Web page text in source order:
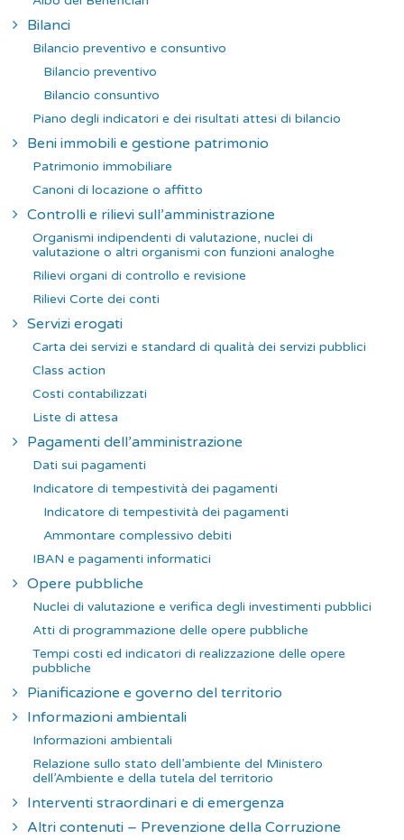
Bilanci
Bilancio preventivo e consuntivo
Bilancio preventivo
Bilancio consuntivo
Piano degli indicatori e dei risultati attesi di bilancio
Beni immobili e gestione patrimonio
Patrimonio immobiliare
Canoni di locazione o affitto
Controlli e rilievi sull’amministrazione
Organismi indipendenti di valutazione, nuclei di
valutazione o altri organismi con funzioni analoghe
Rilievi organi di controllo e revisione
Rilievi Corte dei conti
Servizi erogati
Carta dei servizi e standard di qualità dei servizi pubblici
Class action
Costi contabilizzati
Liste di attesa
Pagamenti dell’amministrazione
Dati sui pagamenti
Indicatore di tempestività dei pagamenti
Indicatore di tempestività dei pagamenti
Ammontare complessivo debiti
IBAN e pagamenti informatici
Opere pubbliche
Nuclei di valutazione e verifica degli investimenti pubblici
Atti di programmazione delle opere pubbliche
Tempi costi ed indicatori di realizzazione delle opere
pubbliche
Pianificazione e governo del territorio
Informazioni ambientali
Informazioni ambientali
Relazione sullo stato dell’ambiente del Ministero
dell’Ambiente e della tutela del territorio
Interventi straordinari e di emergenza
Altri contenuti – Prevenzione della Corruzione